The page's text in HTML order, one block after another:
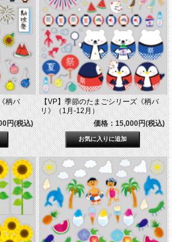
柄バ
円(税込)
【VP】季節のたまごシリーズ《柄バ
リ》（1月-12月）
価格：15,000円(税込)